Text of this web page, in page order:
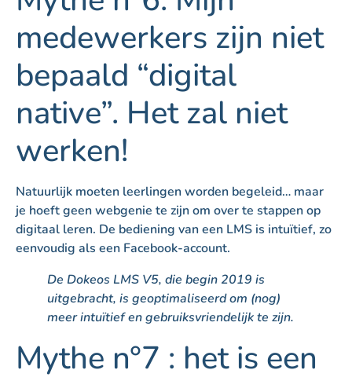
medewerkers zijn niet
bepaald “digital
native”. Het zal niet
werken!
Natuurlijk moeten leerlingen worden begeleid… maar
je hoeft geen webgenie te zijn om over te stappen op
digitaal leren. De bediening van een LMS is intuïtief, zo
eenvoudig als een Facebook-account.
De Dokeos LMS V5, die begin 2019 is
uitgebracht, is geoptimaliseerd om (nog)
meer intuïtief en gebruiksvriendelijk te zijn.
Mythe n°7 : het is een